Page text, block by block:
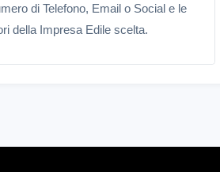
di Telefono, Email o Social e le
della Impresa Edile scelta.